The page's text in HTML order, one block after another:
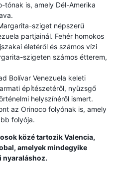
tónak is, amely Dél-Amerika
sziget népszerű
partjainál. Fehér homokos
életéről és számos vízi
szigeten számos étterem,
Bolívar Venezuela keleti
építészetéről, nyüzsgő
helyszínéről ismert.
az Orinoco folyónak is, amely
folyója.
közé tartozik Valencia,
amelyek mindegyike
nyaraláshoz.